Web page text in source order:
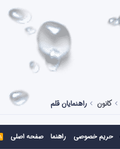
کانون راهنمایان قلم
حریم خصوصی راهنما صفحه اصلی